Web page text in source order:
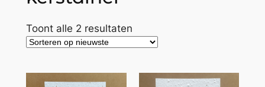
Toont alle 2 resultatenGesorteerd